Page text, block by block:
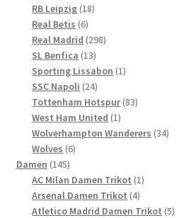
Produkte
RB Leipzig 1818
Real Betis 66
Produkte
Real Madrid 298298
SL Benfica 1313
Produkte
Sporting Lissabon 11
SSC Napoli 2424
Produkte
Tottenham Hotspur 8383
West Ham United 11
Produkt
Wolverhampton Wanderers 3434
Wolves 66
Damen 145145
Produkte
AC Milan Damen Trikot 11
Arsenal Damen Trikot 44
Produkte
Atletico Madrid Damen Trikot 55